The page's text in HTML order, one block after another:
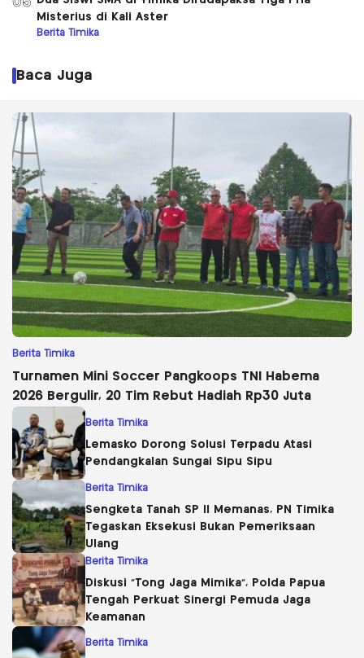
Misterius di Kali Aster
Berita Timika
Baca Juga
Berita Timika
Turnamen Mini Soccer Pangkoops TNI Habema
2026 Bergulir, 20 Tim Rebut Hadiah Rp30 Juta
Berita Timika
Lemasko Dorong Solusi Terpadu Atasi
Pendangkalan Sungai Sipu Sipu
Berita Timika
Sengketa Tanah SP II Memanas, PN Timika
Tegaskan Eksekusi Bukan Pemeriksaan
Ulang
Berita Timika
Diskusi “Tong Jaga Mimika”, Polda Papua
Tengah Perkuat Sinergi Pemuda Jaga
Keamanan
Berita Timika